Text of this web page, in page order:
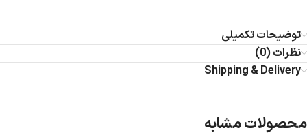
توضیحات تکمیلی
نظرات (0)
Shipping & Delivery
محصولات مشابه